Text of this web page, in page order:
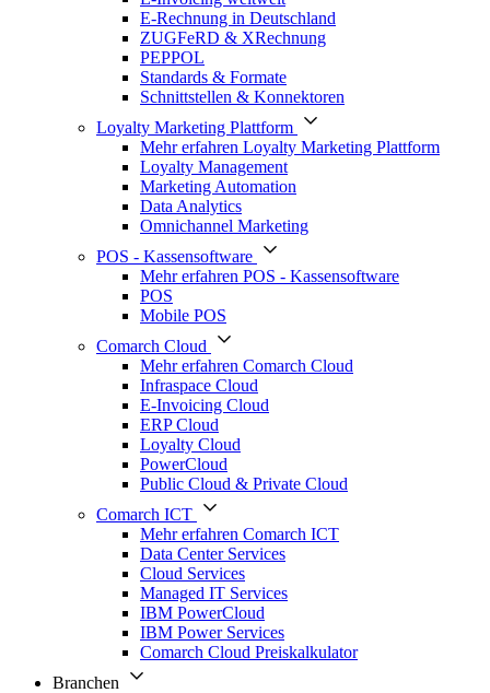
E-Rechnung in Deutschland
ZUGFeRD & XRechnung
PEPPOL
Standards & Formate
Schnittstellen & Konnektoren
Loyalty Marketing Plattform
Mehr erfahren Loyalty Marketing Plattform
Loyalty Management
Marketing Automation
Data Analytics
Omnichannel Marketing
POS - Kassensoftware
Mehr erfahren POS - Kassensoftware
POS
Mobile POS
Comarch Cloud
Mehr erfahren Comarch Cloud
Infraspace Cloud
E-Invoicing Cloud
ERP Cloud
Loyalty Cloud
PowerCloud
Public Cloud & Private Cloud
Comarch ICT
Mehr erfahren Comarch ICT
Data Center Services
Cloud Services
Managed IT Services
IBM PowerCloud
IBM Power Services
Comarch Cloud Preiskalkulator
Branchen